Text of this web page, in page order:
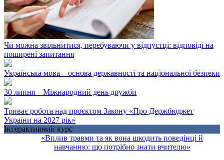
Чи можна звільнитися, перебуваючи у відпустці: відповіді на
поширені запитання
Українська мова – основа державності та національної безпеки
30 липня – Міжнародний день дружби
Триває робота над проєктом Закону «Про Держбюджет
України на 2027 рік»
Інтерактивний курс
«Вплив травми та як вона шкодить поведінці й
навчанню: що потрібно знати вчителю»